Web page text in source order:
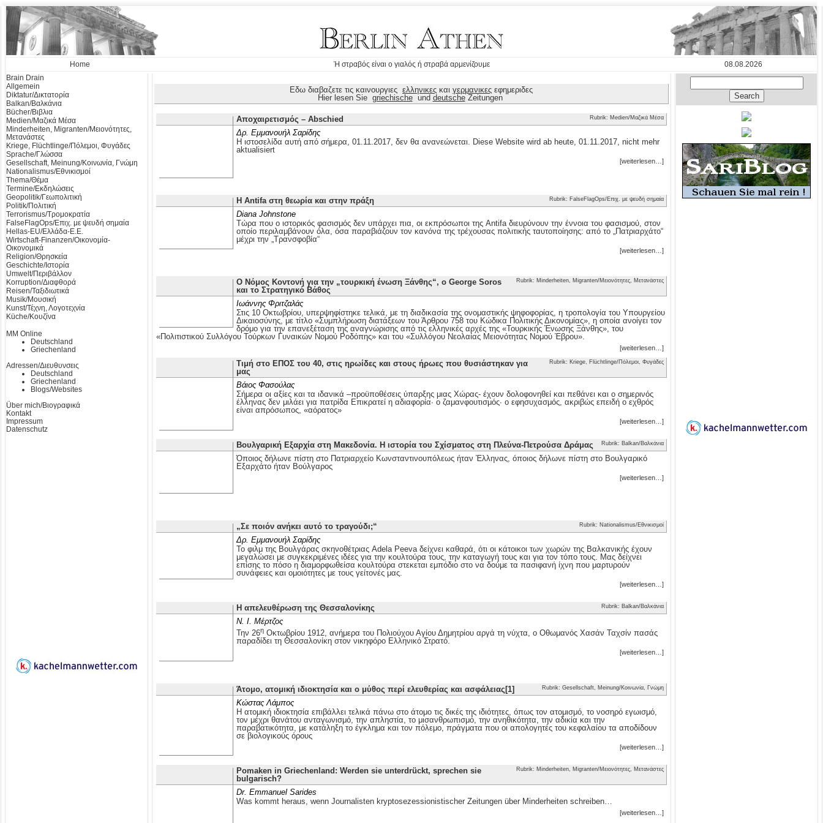
Home Ή στραβός είναι ο γιαλός ή στραβά αρμενίζουμε
08.08.2026
Brain Drain
Allgemein
Diktatur/Δικτατορία
Balkan/Βαλκάνια
Bücher/Βιβλια
Medien/Μαζικά Μέσα
Minderheiten, Migranten/Μειονότητες,
Μετανάστες
Kriege, Flüchtlinge/Πόλεμοι, Φυγάδες
Sprache/Γλώσσα
Gesellschaft, Meinung/Κοινωνία, Γνώμη
Nationalismus/Εθνικισμοί
Thema/Θέμα
Termine/Εκδηλώσεις
Geopolitik/Γεωπολιτική
Politik/Πολιτική
Terrorismus/Τρομοκρατία
FalseFlagOps/Επιχ. με ψευδή σημαία
Hellas-EU/Ελλάδα-Ε.Ε.
Wirtschaft-Finanzen/Οικονομία-
Οικονομικά
Religion/Θρησκεία
Geschichte/Ιστορία
Umwelt/Περιβάλλον
Korruption/Διαφθορά
Reisen/Ταξιδιωτικά
Musik/Μουσική
Kunst/Τέχνη, Λογοτεχνία
Küche/Κουζίνα
MM Online
Deutschland
Griechenland
Adressen/Διευθυνσεις
Deutschland
Griechenland
Blogs/Websites
Über mich/Βιογραφικά
Kontakt
Impressum
Datenschutz
Εδω διαβαζετε τις καινουργιες ελληνικες και γερμανικες εφημεριδες
Hier lesen Sie griechischeund deutscheZeitungen
Rubrik: Medien/Μαζικά Μέσα
Αποχαιρετισμός – Abschied
Δρ. Εμμανουήλ Σαρίδης
Η ιστοσελίδα αυτή από σήμερα, 01.11.2017, δεν θα ανανεώνεται. Diese Website wird ab heute, 01.11.2017, nicht mehr
aktualisiert
[weiterlesen…]
Rubrik: FalseFlagOps/Επιχ. με ψευδή σημαία
Η Antifa στη θεωρία και στην πράξη
Diana Johnstone
Τώρα που ο ιστορικός φασισμός δεν υπάρχει πια, οι εκπρόσωποι της Antifa διευρύνουν την έννοια του φασισμού, στον
οποίο περιλαμβάνουν όλα, όσα παραβιάζουν τον κανόνα της τρέχουσας πολιτικής ταυτοποίησης: από το „Πατριαρχάτο“
μέχρι την „Τρανσφοβία“
[weiterlesen…]
Rubrik: Minderheiten, Migranten/Μειονότητες, Μετανάστες
Ο Νόμος Κοντονή για την „τουρκική ένωση Ξάνθης“, ο George Soros
και το Στρατηγικό Βάθος
Ιωάννης Φριτζαλάς
Στις 10 Οκτωβρίου, υπερψηφίστηκε τελικά, με τη διαδικασία της ονομαστικής ψηφοφορίας, η τροπολογία του Υπουργείου
Δικαιοσύνης, με τίτλο «Συμπλήρωση διατάξεων του Άρθρου 758 του Κώδικα Πολιτικής Δικονομίας», η οποία ανοίγει τον
δρόμο για την επανεξέταση της αναγνώρισης από τις ελληνικές αρχές της «Τουρκικής Ένωσης Ξάνθης», του
«Πολιτιστικού Συλλόγου Τούρκων Γυναικών Νομού Ροδόπης» και του «Συλλόγου Νεολαίας Μειονότητας Νομού Έβρου».
[weiterlesen…]
Rubrik: Kriege, Flüchtlinge/Πόλεμοι, Φυγάδες
Τιμή στο ΕΠΟΣ του 40, στις ηρωίδες και στους ήρωες που θυσιάστηκαν για
μας
Βάιος Φασούλας
Σήμερα οι αξίες και τα ιδανικά –προϋποθέσεις ύπαρξης μιας Χώρας- έχουν δολοφονηθεί και πεθάνει και ο σημερινός
έλληνας δεν μιλάει για πατρίδα Επικρατεί η αδιαφορία· ο ζαμανφουτισμός· ο εφησυχασμός, ακριβώς επειδή ο εχθρός
είναι απρόσωπος, «αόρατος»
[weiterlesen…]
Rubrik: Balkan/Βαλκάνια
Βουλγαρική Εξαρχία στη Μακεδονία. Η ιστορία του Σχίσματος στη Πλεύνα-Πετρούσα Δράμας
Όποιος δήλωνε πίστη στο Πατριαρχείο Κωνσταντινουπόλεως ήταν Έλληνας, όποιος δήλωνε πίστη στο Βουλγαρικό
Εξαρχάτο ήταν Βούλγαρος
[weiterlesen…]
Rubrik: Nationalismus/Εθνικισμοί
„Σε ποιόν ανήκει αυτό το τραγούδι;“
Δρ. Εμμανουήλ Σαρίδης
Το φιλμ της Βουλγάρας σκηνοθέτριας Adela Peeva δείχνει καθαρά, ότι οι κάτοικοι των χωρών της Βαλκανικής έχουν
μεγαλώσει με συγκεκριμένες ιδέες για την κουλτούρα τους, την καταγωγή τους και για τον τόπο τους. Μας δείχνει
επίσης το πόσο η διαμορφωθείσα κουλτούρα στεκεται εμπόδιο στο να δούμε τα πασιφανή ίχνη που μαρτυρούν
συνάφειες και ομοιότητες με τους γείτονές μας.
[weiterlesen…]
Rubrik: Balkan/Βαλκάνια
Η απελευθέρωση της Θεσσαλονίκης
Ν. Ι. Μέρτζος
Την 26η Οκτωβρίου 1912, ανήμερα του Πολιούχου Αγίου Δημητρίου αργά τη νύχτα, ο Οθωμανός Χασάν Ταχσίν πασάς
παραδίδει τη Θεσσαλονίκη στον νικηφόρο Ελληνικό Στρατό.
[weiterlesen…]
Rubrik: Gesellschaft, Meinung/Κοινωνία, Γνώμη
Άτομο, ατομική ιδιοκτησία και ο μύθος περί ελευθερίας και ασφάλειας[1]
Κώστας Λάμπος
Η ατομική ιδιοκτησία επιβάλλει τελικά πάνω στο άτομο τις δικές της ιδιότητες, όπως τον ατομισμό, το νοσηρό εγωισμό,
τον μέχρι θανάτου ανταγωνισμό, την απληστία, το μισανθρωπισμό, την ανηθικότητα, την αδικία και την
παραβατικότητα, με κατάληξη το έγκλημα και τον πόλεμο, πράγματα που οι απολογητές του κεφαλαίου τα αποδίδουν
σε βιολογικούς όρους
[weiterlesen…]
Rubrik: Minderheiten, Migranten/Μειονότητες, Μετανάστες
Pomaken in Griechenland: Werden sie unterdrückt, sprechen sie
bulgarisch?
Dr. Emmanuel Sarides
Was kommt heraus, wenn Journalisten kryptosezessionistischer Zeitungen über Minderheiten schreiben…
[weiterlesen…]